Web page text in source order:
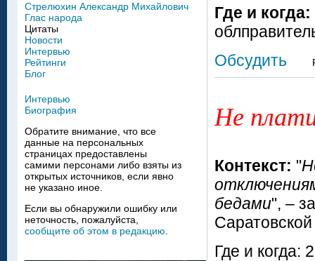
Где и когда:
Обсудить
Не
Контекст: "
бедами", –
Где и когда:
Стрелюхин Александр Михайлович
Глас народа
Цитаты
Новости
Интервью
Рейтинги
Блог
Интервью
Биография
Обратите внимание, что все
данные на персональных
страницах предоставлены
самими персонами либо взяты из
открытых источников, если явно
не указано иное.
Если вы обнаружили ошибку или
неточность, пожалуйста,
сообщите об этом в редакцию